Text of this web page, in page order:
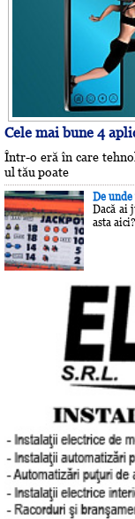
Cele mai bune 4
Într-o eră în care
ul tău poate
De
Dacă ai
asta